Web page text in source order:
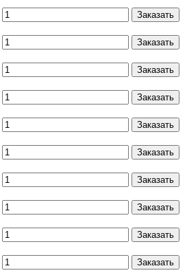
Заказать
Заказать
Заказать
Заказать
Заказать
Заказать
Заказать
Заказать
Заказать
Заказать